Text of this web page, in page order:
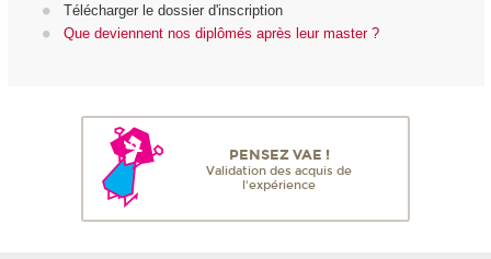
Télécharger le dossier d'inscription
Que deviennent nos diplômés après leur master ?
PENSEZ VAE !
Validation des acquis de
l'expérience